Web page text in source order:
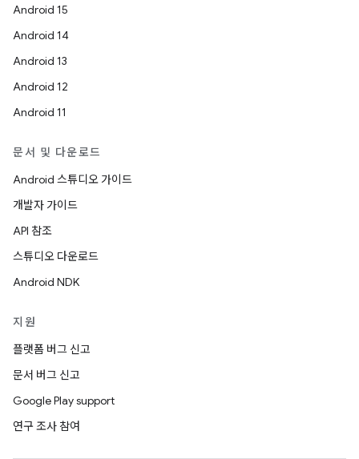
Android 15
Android 14
Android 13
Android 12
Android 11
문서 및 다운로드
Android 스튜디오 가이드
개발자 가이드
API 참조
스튜디오 다운로드
Android NDK
지원
플랫폼 버그 신고
문서 버그 신고
Google Play support
연구 조사 참여